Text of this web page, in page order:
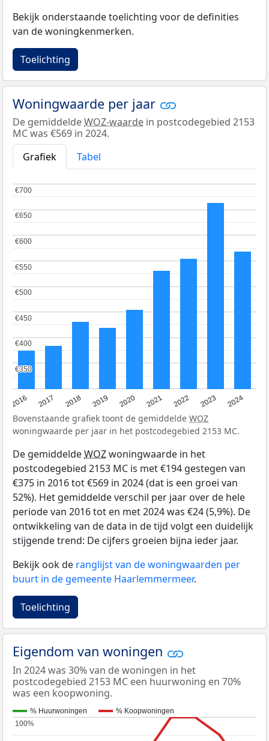
Bekijk onderstaande toelichting voor de definities
van de woningkenmerken.
Toelichting
Woningwaarde per jaar
De gemiddeldeWOZ-waarde in postcodegebied 2153
MC was €569 in 2024.
Grafiek
Tabel
2016 2017 2018 2019 2020 2021 2022 2023 2024
€350
€350
€400
€400
€450
€450
€500
€500
€550
€550
€600
€600
€650
€650
€700
€700
Bovenstaande grafiek toont de gemiddelde WOZ
woningwaarde per jaar in het postcodegebied 2153 MC.
De gemiddeldeWOZwoningwaarde in het
postcodegebied 2153 MC is met €194 gestegen van
€375 in 2016 tot €569 in 2024 (dat is een groei van
52%). Het gemiddelde verschil per jaar over de hele
periode van 2016 tot en met 2024 was €24 (5,9%). De
ontwikkeling van de data in de tijd volgt een duidelijk
stijgende trend: De cijfers groeien bijna ieder jaar.
Bekijk ook de ranglijst van de woningwaarden per
buurt in de gemeente Haarlemmermeer.
Toelichting
Eigendom van woningen
In 2024 was 30% van de woningen in het
postcodegebied 2153 MC een huurwoning en 70%
was een koopwoning.
% Huurwoningen
% Koopwoningen
100%
100%